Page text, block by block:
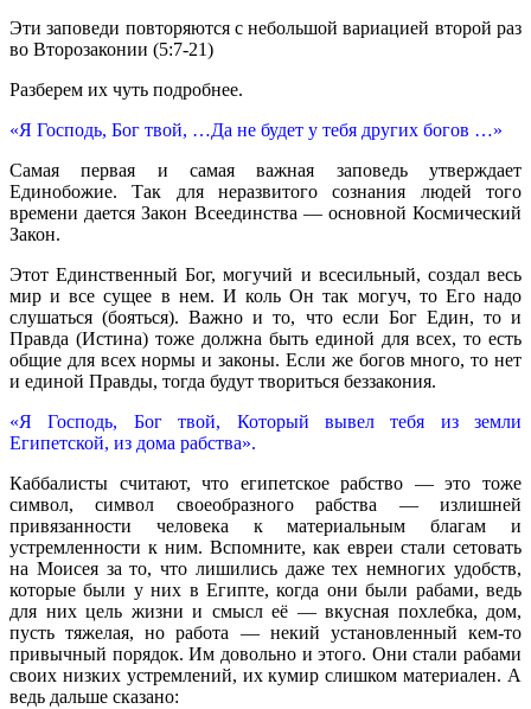
Эти заповеди повторяются с небольшой вариацией второй раз
во Второзаконии (5:7-21)
Разберем их чуть подробнее.
«Я Господь, Бог твой, …Да не будет у тебя других богов …»
Самая первая и самая важная заповедь утверждает
Единобожие. Так для неразвитого сознания людей того
времени дается Закон Всеединства — основной Космический
Закон.
Этот Единственный Бог, могучий и всесильный, создал весь
мир и все сущее в нем. И коль Он так могуч, то Его надо
слушаться (бояться). Важно и то, что если Бог Един, то и
Правда (Истина) тоже должна быть единой для всех, то есть
общие для всех нормы и законы. Если же богов много, то нет
и единой Правды, тогда будут твориться беззакония.
«Я Господь, Бог твой, Который вывел тебя из земли
Египетской, из дома рабства».
Каббалисты считают, что египетское рабство — это тоже
символ, символ своеобразного рабства — излишней
привязанности человека к материальным благам и
устремленности к ним. Вспомните, как евреи стали сетовать
на Моисея за то, что лишились даже тех немногих удобств,
которые были у них в Египте, когда они были рабами, ведь
для них цель жизни и смысл её — вкусная похлебка, дом,
пусть тяжелая, но работа — некий установленный кем-то
привычный порядок. Им довольно и этого. Они стали рабами
своих низких устремлений, их кумир слишком материален. А
ведь дальше сказано: